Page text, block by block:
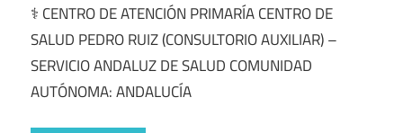
⚕️ CENTRO DE ATENCIÓN PRIMARÍA CENTRO DE
SALUD PEDRO RUIZ (CONSULTORIO AUXILIAR) –
SERVICIO ANDALUZ DE SALUD COMUNIDAD
AUTÓNOMA: ANDALUCÍA